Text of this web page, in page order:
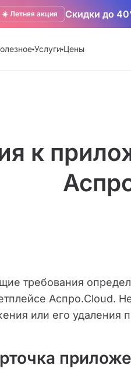
☀️ Летняя акция Скидки до
Услуги Цены
к
требования
Аспро.Cloud.
или его удаления